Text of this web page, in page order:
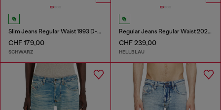
Slim Jeans Regular Waist 1993 D-Vyl
CHF 179,00
SCHWARZ
Regular Jeans Regular Waist 2023 D-Finitive
CHF 239,00
HELLBLAU